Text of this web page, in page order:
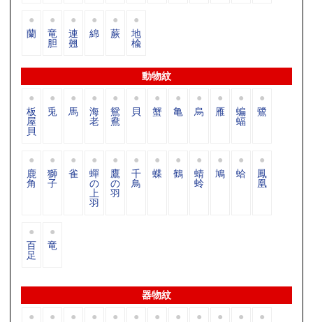
蘭 竜
胆
連
翹
綿 蕨 地
楡
動物紋
板
屋
貝
兎 馬 海
老
鴛
鴦
貝 蟹 亀 烏 雁 蝙
蝠
鷺
鹿
角
獅
子
雀 蟬
の
上
羽
鷹
の
羽
千
鳥
蝶 鶴 蜻
蛉
鳩 蛤 鳳
凰
百
足
竜
器物紋